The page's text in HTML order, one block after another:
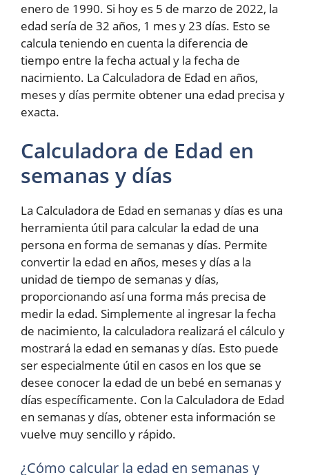
enero de 1990. Si hoy es 5 de marzo de 2022, la
edad sería de 32 años, 1 mes y 23 días. Esto se
calcula teniendo en cuenta la diferencia de
tiempo entre la fecha actual y la fecha de
nacimiento. La Calculadora de Edad en años,
meses y días permite obtener una edad precisa y
exacta.
Calculadora de Edad en
semanas y días
La Calculadora de Edad en semanas y días es una
herramienta útil para calcular la edad de una
persona en forma de semanas y días. Permite
convertir la edad en años, meses y días a la
unidad de tiempo de semanas y días,
proporcionando así una forma más precisa de
medir la edad. Simplemente al ingresar la fecha
de nacimiento, la calculadora realizará el cálculo y
mostrará la edad en semanas y días. Esto puede
ser especialmente útil en casos en los que se
desee conocer la edad de un bebé en semanas y
días específicamente. Con la Calculadora de Edad
en semanas y días, obtener esta información se
vuelve muy sencillo y rápido.
¿Cómo calcular la edad en semanas y